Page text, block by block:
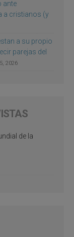
ante
a cristianos (y
a su propio
parejas del
2026
de la